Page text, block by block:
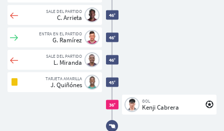
36'
GOL
Kenji Cabrera
45'
TARJETA AMARILLA
J. Quiñónes
46'
SALE DEL PARTIDO
L. Miranda
46'
ENTRA EN EL PARTIDO
G. Ramírez
46'
SALE DEL PARTIDO
C. Arrieta
Usuarios